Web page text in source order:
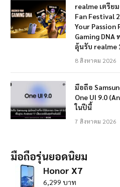
realme เตรีย
Fan Festival
Your
Gaming
ลุ้นรับ realme
8 สิงหาคม 2026
มือถือ
One UI 9.0
ในปีนี้
7 สิงหาคม 2026
มือถือรุ่นยอดนิยม
Honor X7
6,299 บาท